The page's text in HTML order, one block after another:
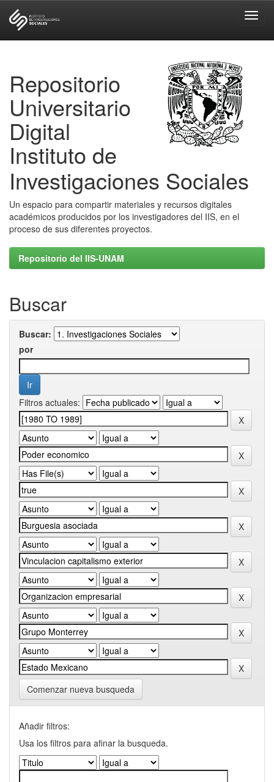
Repositorio
Universitario
Digital
Instituto de
Investigaciones Sociales
Un espacio para compartir materiales y recursos digitales
académicos producidos por los investigadores del IIS, en el
proceso de sus diferentes proyectos.
Repositorio del IIS-UNAM
Buscar
Buscar:
por
Filtros actuales:
Comenzar nueva busqueda
Añadir filtros:
Usa los filtros para afinar la busqueda.